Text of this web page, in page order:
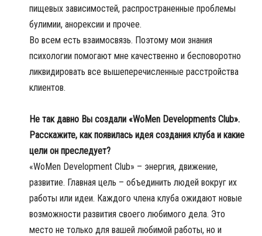
пищевых зависимостей, распространенные проблемы
булимии, анорексии и прочее.
Во всем есть взаимосвязь. Поэтому мои знания
психологии помогают мне качественно и бесповоротно
ликвидировать все вышеперечисленные расстройства
клиентов.
Не так давно Вы создали «WoMen Developments Club».
Расскажите, как появилась идея создания клуба и какие
цели он преследует?
«WoMen Development Club» – энергия, движение,
развитие. Главная цель – объединить людей вокруг их
работы или идеи. Каждого члена клуба ожидают новые
возможности развития своего любимого дела. Это
место не только для вашей любимой работы, но и